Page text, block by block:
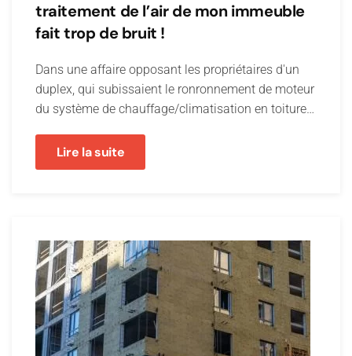
traitement de l’air de mon immeuble
fait trop de bruit !
Dans une affaire opposant les propriétaires d'un
duplex, qui subissaient le ronronnement de moteur
du système de chauffage/climatisation en toiture…
Lire la suite